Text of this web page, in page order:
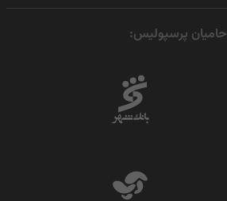
حامیان پرسپولیس: